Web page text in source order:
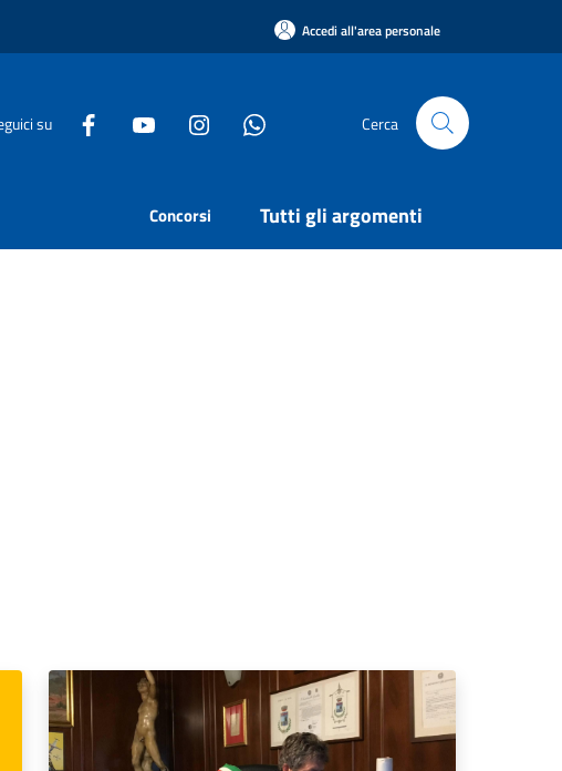
Accedi all'area personale
su Cerca
Concorsi Tutti gli argomenti